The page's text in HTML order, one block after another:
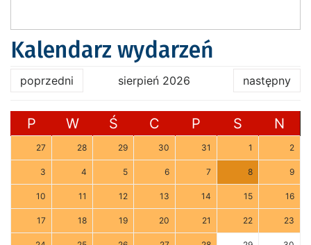
Kalendarz wydarzeń
poprzedni sierpień 2026 następny
P W Ś C P S N
27 28 29 30 31 1 2
3 4 5 6 7 8 9
10 11 12 13 14 15 16
17 18 19 20 21 22 23